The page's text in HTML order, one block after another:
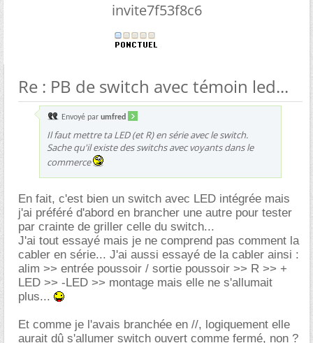
invite7f53f8c6
Re : PB de switch avec témoin led...
Envoyé par umfred
Il faut mettre ta LED (et R) en série avec le switch.
Sache qu'il existe des switchs avec voyants dans le
commerce
En fait, c'est bien un switch avec LED intégrée mais
j'ai préféré d'abord en brancher une autre pour tester
par crainte de griller celle du switch...
J'ai tout essayé mais je ne comprend pas comment la
cabler en série... J'ai aussi essayé de la cabler ainsi :
alim >> entrée poussoir / sortie poussoir >> R >> +
LED >> -LED >> montage mais elle ne s'allumait
plus...
Et comme je l'avais branchée en //, logiquement elle
aurait dû s'allumer switch ouvert comme fermé, non ?